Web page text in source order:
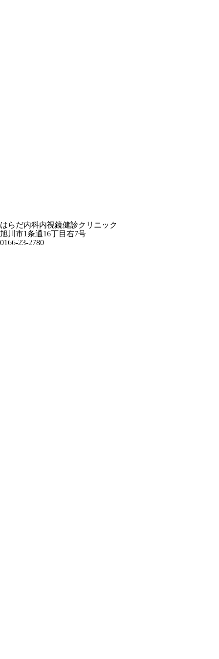
はらだ内科内視鏡健診クリニック
旭川市1条通16丁目右7号
0166-23-2780